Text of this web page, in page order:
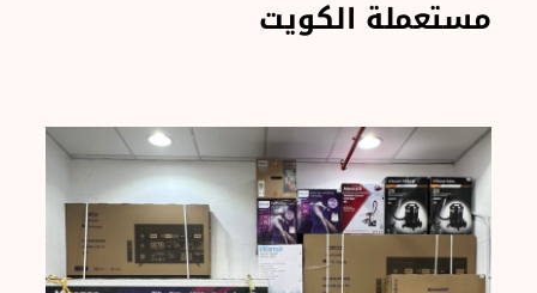
مستعملة الكويت